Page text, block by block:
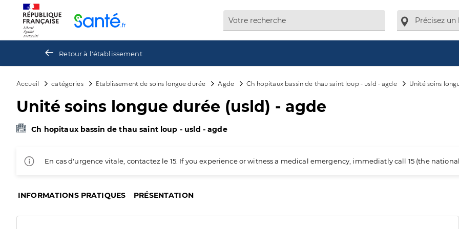
Retour à l'établissement
Accueil catégories Etablissement de soins longue durée Agde Ch hopitaux bassin de thau saint loup - usld - agde Unité soins
Unité soins longue durée (usld) - agde
Ch hopitaux bassin de thau saint loup - usld - agde
En cas d'urgence vitale, contactez le 15. If you experience or witness a medical emergency, immediatly call 15 (the
INFORMATIONS PRATIQUES PRÉSENTATION
Panneau de gestion des cookies